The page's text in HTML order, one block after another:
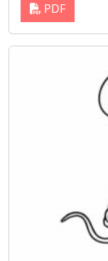
PDF